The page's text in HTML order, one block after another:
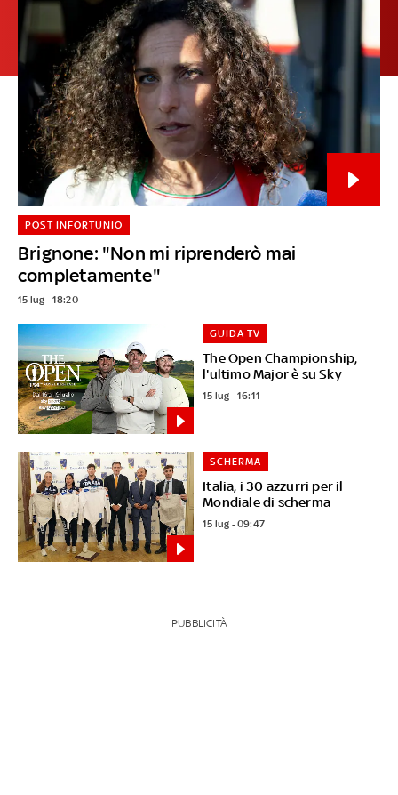
Brignone: "Non mi riprenderò mai
completamente"
POST INFORTUNIO
15 lug - 18:20
The Open Championship,
l'ultimo Major è su Sky
GUIDA TV
15 lug - 16:11
Italia, i 30 azzurri per il
Mondiale di scherma
SCHERMA
15 lug - 09:47
PUBBLICITÀ